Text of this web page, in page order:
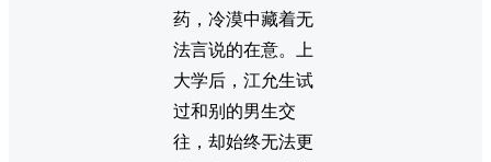
药，冷漠中藏着无
法言说的在意。上
大学后，江允生试
过和别的男生交
往，却始终无法更